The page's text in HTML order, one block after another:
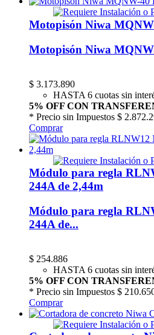
Motopisón Niwa
Motopisón Niwa
$ 3.173.890
HASTA 6 cuotas sin
5% OFF CON
* Precio sin Impuestos $
Comprar
Módulo para regla
244A de 2,44m
Módulo para regla
244A de...
$ 254.886
HASTA 6 cuotas sin
5% OFF CON
* Precio sin Impuestos $
Comprar